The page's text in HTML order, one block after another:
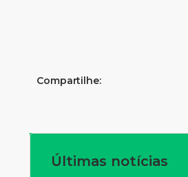
Compartilhe:
Últimas notícias